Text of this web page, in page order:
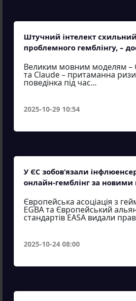
Штучний інтелект
проблемного гемблінгу, –
Великим мовним моделям –
та Claude – притаманна
поведінка під час...
2025-10-29 10:54
У ЄС зобов’язали
онлайн-гемблінг за
Європейська асоціація з
EGBA та Європейський
стандартів EASA видали
2025-10-24 08:00